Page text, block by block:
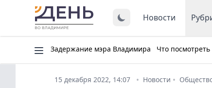
Новости
Задержание мэра Владимира Что
15 декабря 2022, 14:07 Новости